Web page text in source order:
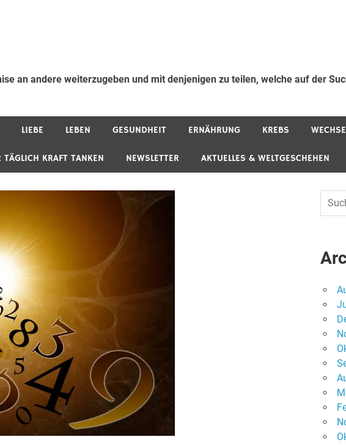
an andere weiterzugeben und mit denjenigen zu teilen, welche auf der
LIEBE LEBEN GESUNDHEIT ERNÄHRUNG KREBS
TÄGLICH KRAFT TANKEN NEWSLETTER AKTUELLES & WELTGESCHEHEN